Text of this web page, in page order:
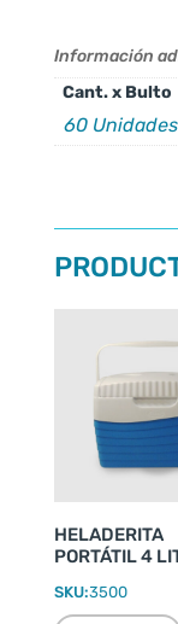
Información
Cant. x Bulto
60 Unidades
HELADERITA
PORTÁTIL 4
SKU:3500